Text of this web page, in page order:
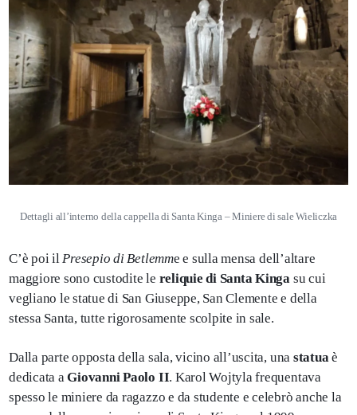
Dettagli all’interno della cappella di Santa Kinga – Miniere di sale Wieliczka
C’è poi il Presepio di Betlemme e sulla mensa dell’altare
maggiore sono custodite le reliquie di Santa Kinga su cui
vegliano le statue di San Giuseppe, San Clemente e della
stessa Santa, tutte rigorosamente scolpite in sale.
Dalla parte opposta della sala, vicino all’uscita, una statuaè
dedicata aGiovanni Paolo II. Karol Wojtyla frequentava
spesso le miniere da ragazzo e da studente e celebrò anche la